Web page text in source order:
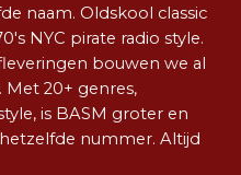
naam. Oldskool classic
NYC pirate radio style.
bouwen we al
Met 20+ genres,
is BASM groter en
nummer. Altijd